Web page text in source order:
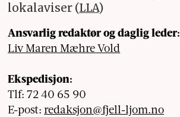
lokalaviser (LLA)
Ansvarlig redaktør og daglig leder:
Liv Maren Mæhre Vold
Ekspedisjon:
Tlf: 72 40 65 90
E-post:redaksjon@fjell-ljom.no